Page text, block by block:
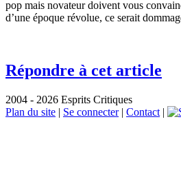
pop mais novateur doivent vous
d’une époque révolue, ce serait
Répondre à cet article
2004 - 2026 Esprits Critiques
Plan du site | Se connecter| Contact |